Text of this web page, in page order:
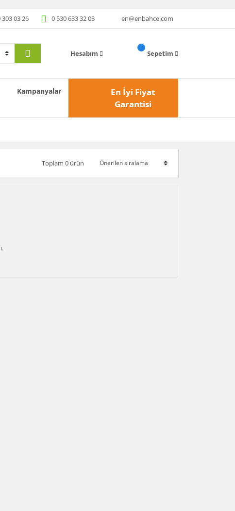
303 03 26 0 530 633 32 03 en@enbahce.com
Hesabım Sepetim
Kampanyalar
En İyi Fiyat
Garantisi
Toplam 0 ürün